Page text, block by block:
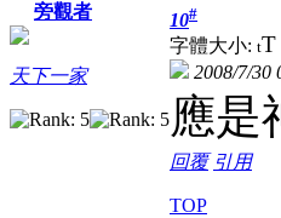
旁觀者
天下一家
10#
字體大小: tT
2008/7/30
應是
回覆 引用
TOP